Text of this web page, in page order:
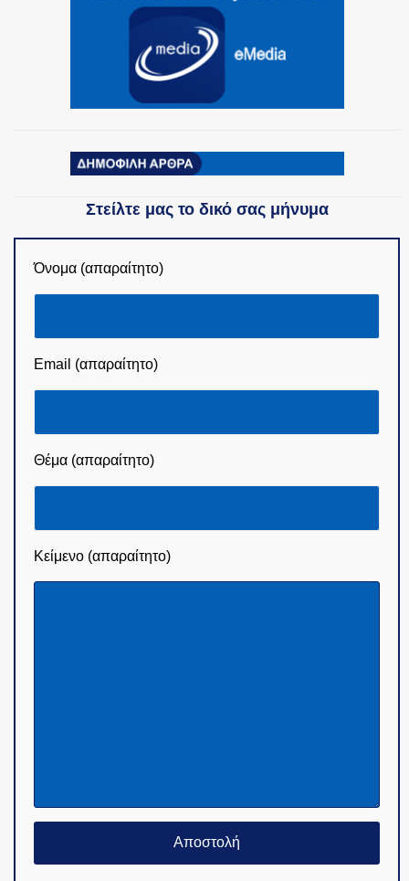
Στείλτε μας το δικό σας μήνυμα